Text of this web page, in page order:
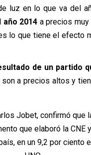
luz en lo que va del
2014 a precios
lo que tiene el efecto
de un partido
son a precios altos y